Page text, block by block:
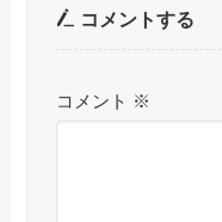
コメントする
コメント ※